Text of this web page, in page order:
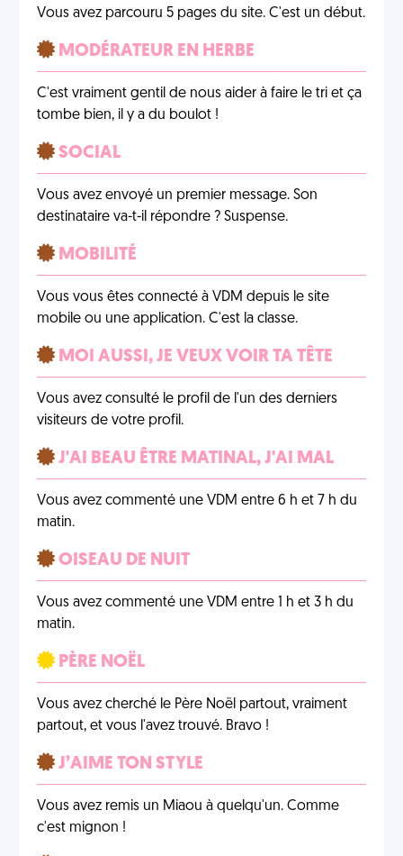
Vous avez parcouru 5 pages du site. C'est un début.
MODÉRATEUR EN HERBE
C'est vraiment gentil de nous aider à faire le tri et ça
tombe bien, il y a du boulot !
SOCIAL
Vous avez envoyé un premier message. Son
destinataire va-t-il répondre ? Suspense.
MOBILITÉ
Vous vous êtes connecté à VDM depuis le site
mobile ou une application. C'est la classe.
MOI AUSSI, JE VEUX VOIR TA TÊTE
Vous avez consulté le profil de l'un des derniers
visiteurs de votre profil.
J'AI BEAU ÊTRE MATINAL, J'AI MAL
Vous avez commenté une VDM entre 6 h et 7 h du
matin.
OISEAU DE NUIT
Vous avez commenté une VDM entre 1 h et 3 h du
matin.
PÈRE NOËL
Vous avez cherché le Père Noël partout, vraiment
partout, et vous l'avez trouvé. Bravo !
J’AIME TON STYLE
Vous avez remis un Miaou à quelqu'un. Comme
c'est mignon !